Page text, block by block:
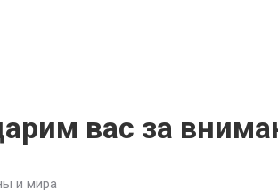
вас за